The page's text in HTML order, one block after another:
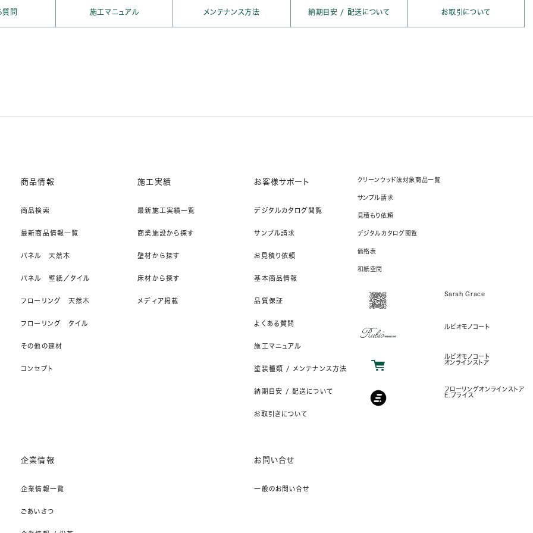
質問 施工マニュアル メンテナンス方法 納期目安 / 配送について お取引について
商品情報
商品検索
最新商品情報一覧
パネル 天然木
パネル 壁紙／タイル
フローリング 天然木
フローリング タイル
その他の建材
コンセプト
施工実績
最新施工実績一覧
商業施設から探す
壁材から探す
床材から探す
メディア掲載
お客様サポート
デジタルカタログ閲覧
サンプル請求
お見積り依頼
基本商品情報
品質保証
よくある質問
施工マニュアル
塗装種類 / メンテナンス方法
納期目安 / 配送について
お取引きについて
企業情報
企業情報一覧
ごあいさつ
お問い合せ
一般のお問い合せ
クリーンウッド法対象商品一覧
サンプル請求
見積もり依頼
デジタルカタログ閲覧
価格表
和紙空間
Sarah Grace
ルビオモノコート
ルビオモノコート
オンラインストア
フローリングオンラインストア
E.プライス